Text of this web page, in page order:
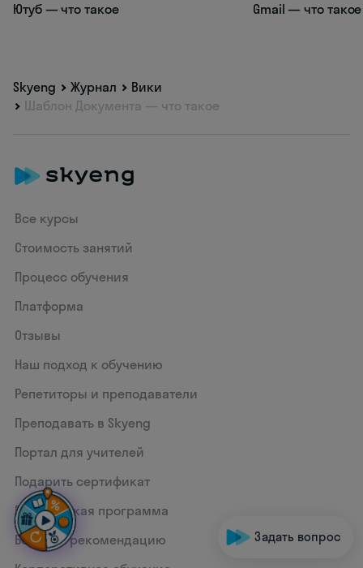
Ютуб — что такое Gmail — что такое
Skyeng Журнал
Вики
Шаблон Документа — что такое
Все курсы
Стоимость занятий
Процесс обучения
Платформа
Отзывы
Наш подход к обучению
Репетиторы и преподаватели
Преподавать в Skyeng
Портал для учителей
Подарить сертификат
Партнерская программа
Бонус за рекомендацию
Задать вопрос